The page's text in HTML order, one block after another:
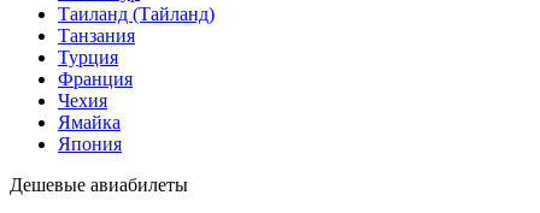
Таиланд (Тайланд)
Танзания
Турция
Франция
Чехия
Ямайка
Япония
Дешевые авиабилеты